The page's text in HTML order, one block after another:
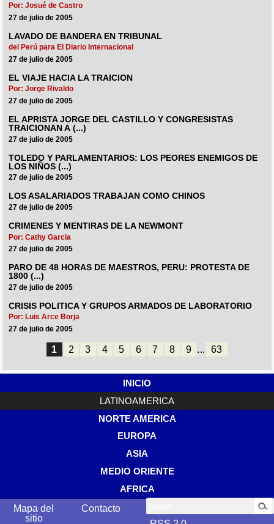
Por: Josué de Castro
27 de julio de 2005
LAVADO DE BANDERA EN TRIBUNAL
del Perú para El Diario Internacional
27 de julio de 2005
EL VIAJE HACIA LA TRAICION
Por: Jorge Rivaldo
27 de julio de 2005
EL APRISTA JORGE DEL CASTILLO Y CONGRESISTAS
TRAICIONAN A (...)
27 de julio de 2005
TOLEDO Y PARLAMENTARIOS: LOS PEORES ENEMIGOS DE
LOS NIÑOS (...)
27 de julio de 2005
LOS ASALARIADOS TRABAJAN COMO CHINOS
27 de julio de 2005
CRIMENES Y MENTIRAS DE LA NEWMONT
Por: Cathy Garcia
27 de julio de 2005
PARO DE 48 HORAS DE MAESTROS, PERU: PROTESTA DE
1800 (...)
27 de julio de 2005
CRISIS POLITICA Y GRUPOS ARMADOS DE LABORATORIO
Por: Luis Arce Borja
27 de julio de 2005
1 2 3 4 5 6 7 8 9 ... 63
INICIO
LATINOAMERICA
NORTE AMERICA
EUROPA
ASIA
MEDIO ORIENTE
AFRICA
Mapa del
sitio
Contacto